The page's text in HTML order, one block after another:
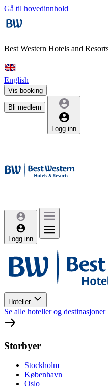
Gå til hovedinnhold
Best Western Hotels and
English
Vis booking
Bli medlem
Logg inn
Logg inn
Hoteller
Se alle hoteller og destinasjoner
Storbyer
Stockholm
København
Oslo